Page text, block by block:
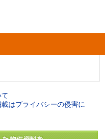
はプライバシーの侵害に